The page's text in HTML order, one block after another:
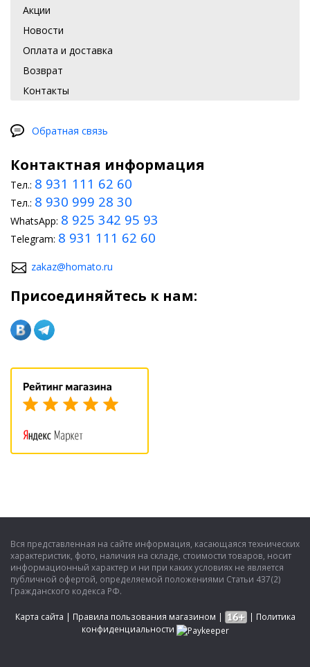
Акции
Новости
Оплата и доставка
Возврат
Контакты
Обратная связь
Контактная информация
Тел.: 8 931 111 62 60
Тел.: 8 930 999 28 30
WhatsApp: 8 925 342 95 93
Telegram: 8 931 111 62 60
zakaz@homato.ru
Присоединяйтесь к нам:
Вся представленная на сайте информация, касающаяся технических
характеристик, фото, наличия на складе, стоимости товаров, носит
информационный характер и ни при каких условиях не является
публичной офертой, определяемой положениями Статьи 437(2)
Гражданского кодекса РФ.
Карта сайта | Правила пользования магазином | | Политика
конфиденциальности